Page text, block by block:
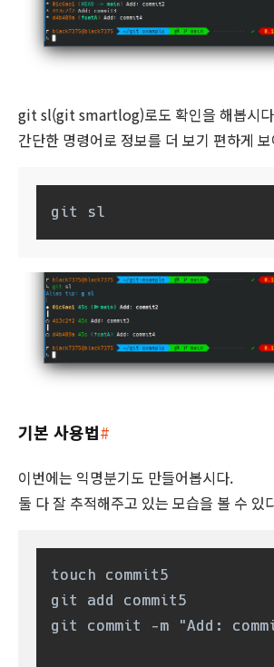
git sl(git smartlog)로도 확인을 해봅시
간단한 명령어로 정보를 더 보기 편하게
git sl
기본 사용법#
이번에는 익명분기도 만들어봅시다.
둘 다 잘 추적해주고 있는 모습을 볼 수 있
touch commit5
git add commit5
git commit -m "Add: